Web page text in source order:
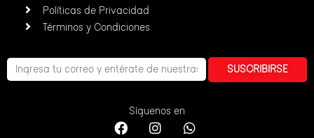
Políticas de Privacidad
Términos y Condiciones
SUSCRIBIRSE
Síguenos en